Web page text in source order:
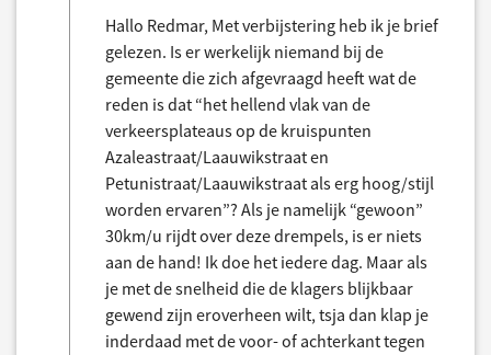
Hallo Redmar, Met verbijstering heb ik je brief
gelezen. Is er werkelijk niemand bij de
gemeente die zich afgevraagd heeft wat de
reden is dat “het hellend vlak van de
verkeersplateaus op de kruispunten
Azaleastraat/Laauwikstraat en
Petunistraat/Laauwikstraat als erg hoog/stijl
worden ervaren”? Als je namelijk “gewoon”
30km/u rijdt over deze drempels, is er niets
aan de hand! Ik doe het iedere dag. Maar als
je met de snelheid die de klagers blijkbaar
gewend zijn eroverheen wilt, tsja dan klap je
inderdaad met de voor- of achterkant tegen